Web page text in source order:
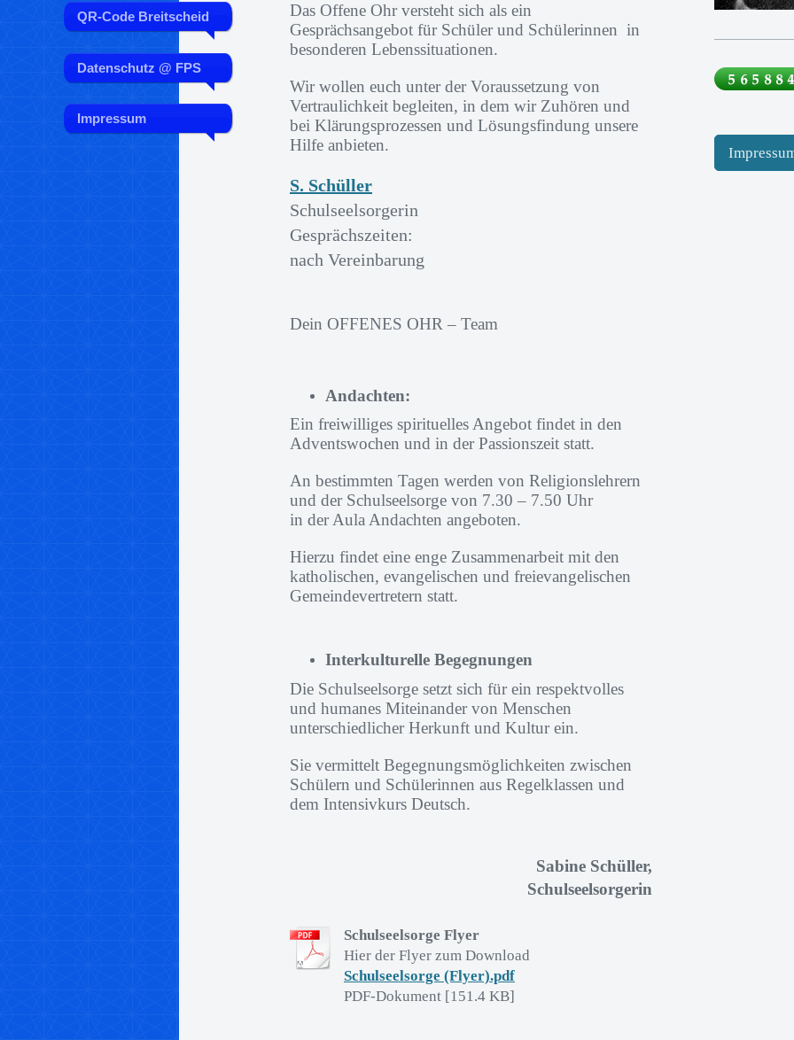
QR-Code Breitscheid
Datenschutz @ FPS
Impressum
Das Offene Ohr versteht sich als ein
Gesprächsangebot für Schüler und Schülerinnen in
besonderen Lebenssituationen.
Wir wollen euch unter der Voraussetzung von
Vertraulichkeit begleiten, in dem wir Zuhören und
bei Klärungsprozessen und Lösungsfindung unsere
Hilfe anbieten.
S. Schüller
Schulseelsorgerin
Gesprächszeiten:
nach Vereinbarung
Dein OFFENES OHR – Team
Andachten:
Ein freiwilliges spirituelles Angebot findet in den
Adventswochen und in der Passionszeit statt.
An bestimmten Tagen werden von Religionslehrern
und der Schulseelsorge von 7.30 – 7.50 Uhr
in der Aula Andachten angeboten.
Hierzu findet eine enge Zusammenarbeit mit den
katholischen, evangelischen und freievangelischen
Gemeindevertretern statt.
Interkulturelle Begegnungen
Die Schulseelsorge setzt sich für ein respektvolles
und humanes Miteinander von Menschen
unterschiedlicher Herkunft und Kultur ein.
Sie vermittelt Begegnungsmöglichkeiten zwischen
Schülern und Schülerinnen aus Regelklassen und
dem Intensivkurs Deutsch.
Sabine Schüller,
Schulseelsorgerin
Schulseelsorge Flyer
Hier der Flyer zum Download
Schulseelsorge (Flyer).pdf
PDF-Dokument [151.4 KB]